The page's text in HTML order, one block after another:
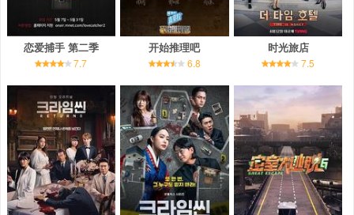
恋爱捕手 第二季
7.7
开始推理吧
6.8
时光旅店
7.5